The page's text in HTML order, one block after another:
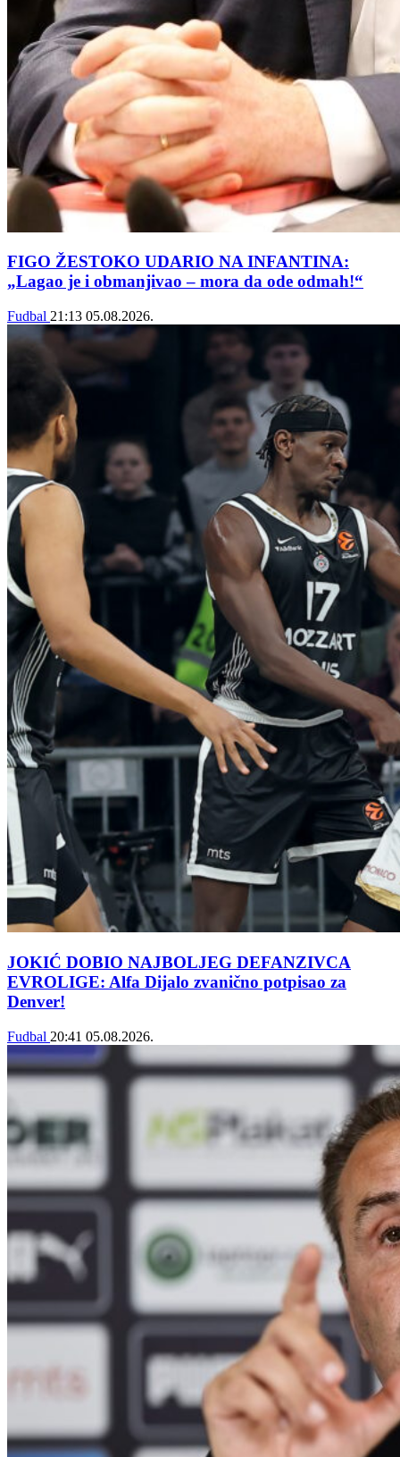
FIGO ŽESTOKO UDARIO NA INFANTINA:
„Lagao je i obmanjivao – mora da ode odmah!“
Fudbal 21:13 05.08.2026.
JOKIĆ DOBIO NAJBOLJEG DEFANZIVCA
EVROLIGE: Alfa Dijalo zvanično potpisao za
Denver!
Fudbal 20:41 05.08.2026.